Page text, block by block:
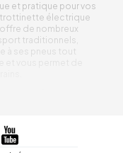
et pratique pour vos
trottinette électrique
de nombreux
traditionnels,
à ses pneus tout
et vous permet de
de l’état de sa
résistants qui peuvent